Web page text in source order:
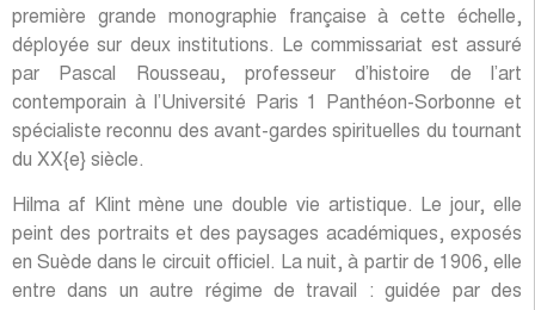
première grande monographie française à cette échelle,
déployée sur deux institutions. Le commissariat est assuré
par Pascal Rousseau, professeur d’histoire de l’art
contemporain à l’Université Paris 1 Panthéon-Sorbonne et
spécialiste reconnu des avant-gardes spirituelles du tournant
du XX{e} siècle.
Hilma af Klint mène une double vie artistique. Le jour, elle
peint des portraits et des paysages académiques, exposés
en Suède dans le circuit officiel. La nuit, à partir de 1906, elle
entre dans un autre régime de travail : guidée par des